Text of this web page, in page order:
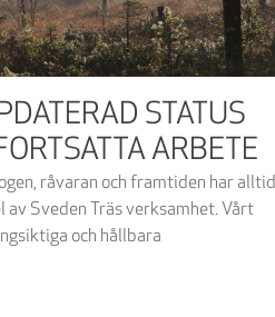
STATUS
ARBETE
råvaran och framtiden har alltid
Sveden Träs verksamhet. Vårt
och hållbara